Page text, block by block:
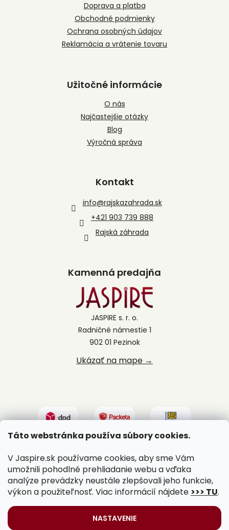
Táto webstránka používa súbory cookies.
V Jaspire.sk používame cookies, aby sme Vám
umožnili pohodlné prehliadanie webu a vďaka
analýze prevádzky neustále zlepšovali jeho funkcie,
výkon a použiteľnosť. Viac informácií nájdete >>> TU.
NASTAVENIE
Doprava a platba
Obchodné podmienky
Ochrana osobných údajov
Reklamácia a vrátenie tovaru
Užitočné informácie
O nás
Najčastejšie otázky
Blog
Výročná správa
Kontakt
info@rajskazahrada.sk
+421 903 739 888
Rajská záhrada
Kamenná predajňa
JASPIRE s. r. o.
Radničné námestie 1
902 01 Pezinok
Ukázať na mape →